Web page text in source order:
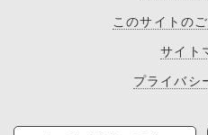
このサイトの
サイト
プライバシ